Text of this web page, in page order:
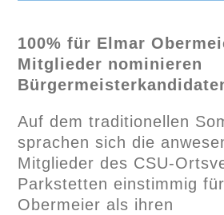
100% für Elmar
Mitglieder nominieren
Auf dem traditionellen
sprachen sich die
Mitglieder des CSU-
Parkstetten einstimmig
Obermeier als ihren